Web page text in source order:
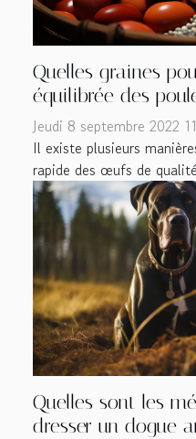
Quelles graines
équilibrée des
Jeudi 8 septembre 2022
Il existe plusieurs
rapide des œufs de
Quelles sont les
dresser un dogue